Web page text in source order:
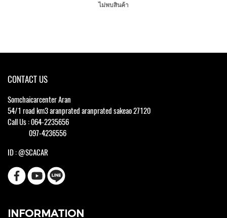
ไม่พบสินค้า
CONTACT US
Somchaicarcenter Aran
54/1 road km3 aranprated aranprated sakeao 27120
Call Us : 064-2235656
097-4236556
ID : @SCACAR
INFORMATION